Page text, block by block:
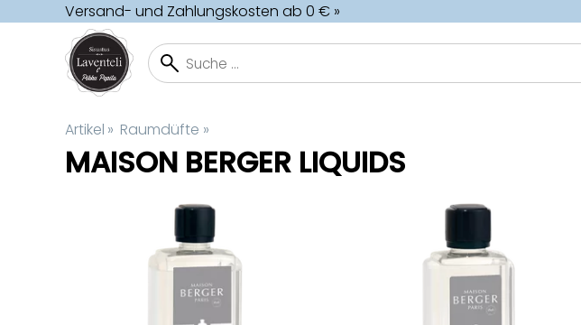
Versand- und Zahlungskosten ab 0 € »
Artikel ‪» Raumdüfte ‪»
MAISON BERGER LIQUIDS